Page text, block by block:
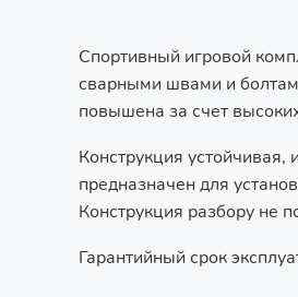
Спортивный игровой
сварными швами и
повышена за счет
Конструкция
предназначен для
Конструкция разбору не
Гарантийный срок